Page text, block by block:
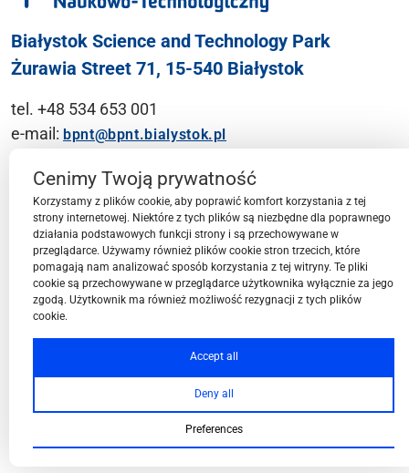
Białystok Science and Technology Park
Żurawia Street 71, 15-540 Białystok
tel. +48 534 653 001
e-mail: bpnt@bpnt.bialystok.pl
Contact
BPN-T Area
BPN-T Offer
Cenimy Twoją prywatność
Korzystamy z plików cookie, aby poprawić komfort korzystania z tej
strony internetowej. Niektóre z tych plików są niezbędne dla poprawnego
działania podstawowych funkcji strony i są przechowywane w
przeglądarce. Używamy również plików cookie stron trzecich, które
pomagają nam analizować sposób korzystania z tej witryny. Te pliki
cookie są przechowywane w przeglądarce użytkownika wyłącznie za jego
zgodą. Użytkownik ma również możliwość rezygnacji z tych plików
cookie.
Accept all
Deny all
Preferences